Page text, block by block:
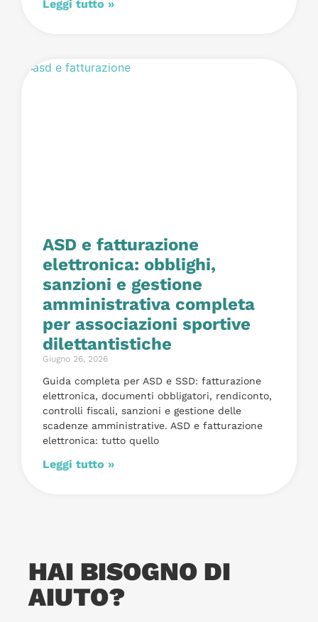
Leggi tutto »
ASD e fatturazione
elettronica: obblighi,
sanzioni e gestione
amministrativa completa
per associazioni sportive
dilettantistiche
Giugno 26, 2026
Guida completa per ASD e SSD: fatturazione
elettronica, documenti obbligatori, rendiconto,
controlli fiscali, sanzioni e gestione delle
scadenze amministrative. ASD e fatturazione
elettronica: tutto quello
Leggi tutto »
HAI BISOGNO DI
AIUTO?